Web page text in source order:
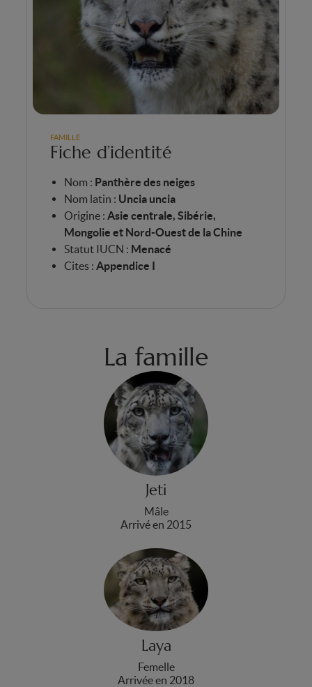
FAMILLE
Fiche d’identité
Nom : Panthère des neiges
Nom latin : Uncia uncia
Origine : Asie centrale, Sibérie,
Mongolie et Nord-Ouest de la Chine
Statut IUCN : Menacé
Cites : Appendice I
La famille
Jeti
Mâle
Arrivé en 2015
Laya
Femelle
Arrivée en 2018